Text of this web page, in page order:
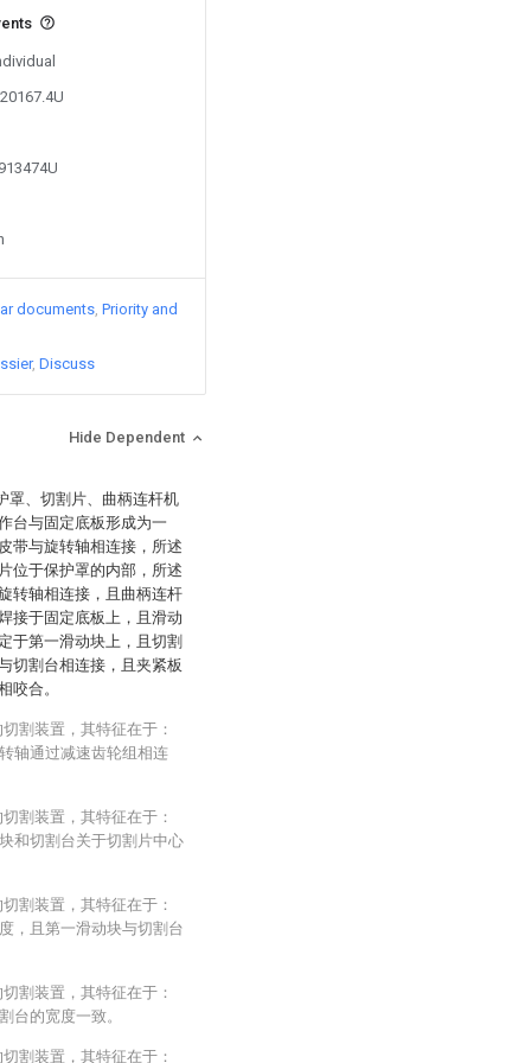
documents Priority and
Discuss
Hide Dependent
罩、切割片、曲柄连杆机
台与固定底板形成为一
带与旋转轴相连接，所述
位于保护罩的内部，所述
转轴相连接，且曲柄连杆
接于固定底板上，且滑动
于第一滑动块上，且切割
切割台相连接，且夹紧板
咬合。
割装置，其特征在于：
轴通过减速齿轮组相连
割装置，其特征在于：
和切割台关于切割片中心
割装置，其特征在于：
，且第一滑动块与切割台
割装置，其特征在于：
台的宽度一致。
割装置，其特征在于：